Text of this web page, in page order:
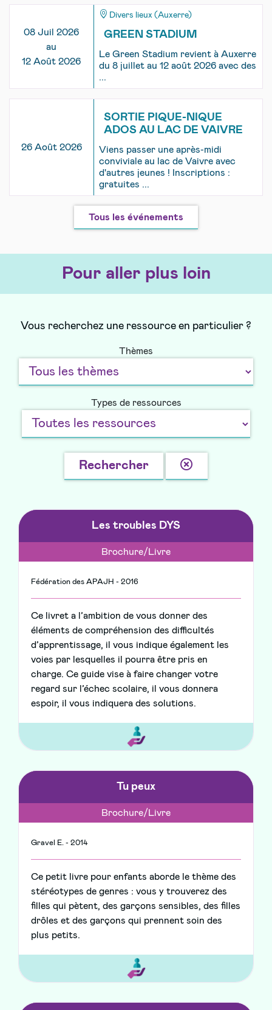
08 Juil 2026
au
12 Août 2026
Divers lieux (Auxerre)
GREEN STADIUM
Le Green Stadium revient à Auxerre
du 8 juillet au 12 août 2026 avec des
...
26 Août 2026
SORTIE PIQUE-NIQUE
ADOS AU LAC DE VAIVRE
Viens passer une après-midi
conviviale au lac de Vaivre avec
d'autres jeunes ! Inscriptions :
gratuites ...
Tous les événements
Pour aller plus loin
Vous recherchez une ressource en particulier ?
Thèmes
Types de ressources
Rechercher
la
Les troubles DYS
Brochure/Livre
Fédération des APAJH - 2016
Ce livret a l’ambition de vous donner des
éléments de compréhension des difficultés
d’apprentissage, il vous indique également les
voies par lesquelles il pourra être pris en
charge. Ce guide vise à faire changer votre
regard sur l’échec scolaire, il vous donnera
espoir, il vous indiquera des solutions.
Tu peux
Brochure/Livre
Gravel E. - 2014
Ce petit livre pour enfants aborde le thème des
stéréotypes de genres : vous y trouverez des
filles qui pètent, des garçons sensibles, des filles
drôles et des garçons qui prennent soin des
plus petits.